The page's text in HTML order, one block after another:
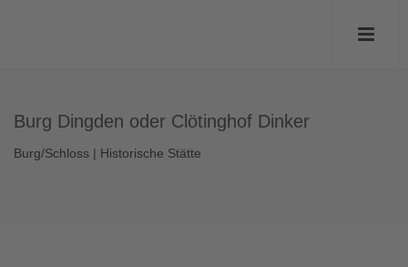
Burg Dingden oder Clötinghof Dinker
Burg/Schloss | Historische Stätte